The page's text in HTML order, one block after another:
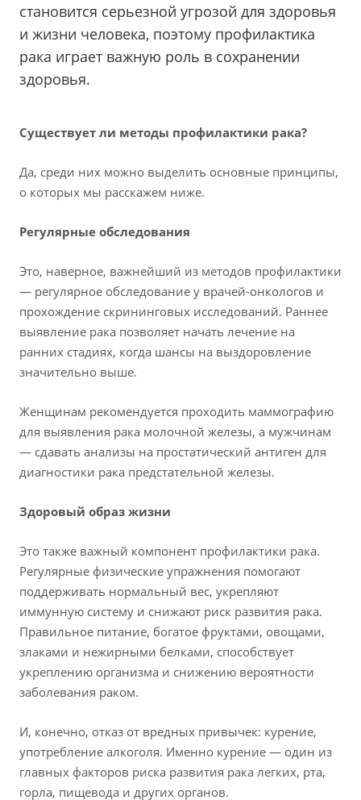
становится серьезной угрозой для здоровья
и жизни человека, поэтому профилактика
рака играет важную роль в сохранении
здоровья.
Существует ли методы профилактики рака?
Да, среди них можно выделить основные принципы,
о которых мы расскажем ниже.
Регулярные обследования
Это, наверное, важнейший из методов профилактики
— регулярное обследование у врачей-онкологов и
прохождение скрининговых исследований. Раннее
выявление рака позволяет начать лечение на
ранних стадиях, когда шансы на выздоровление
значительно выше.
Женщинам рекомендуется проходить маммографию
для выявления рака молочной железы, а мужчинам
— сдавать анализы на простатический антиген для
диагностики рака предстательной железы.
Здоровый образ жизни
Это также важный компонент профилактики рака.
Регулярные физические упражнения помогают
поддерживать нормальный вес, укрепляют
иммунную систему и снижают риск развития рака.
Правильное питание, богатое фруктами, овощами,
злаками и нежирными белками, способствует
укреплению организма и снижению вероятности
заболевания раком.
И, конечно, отказ от вредных привычек: курение,
употребление алкоголя. Именно курение — один из
главных факторов риска развития рака легких, рта,
горла, пищевода и других органов.